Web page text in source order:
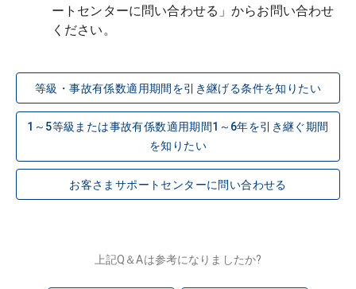
ートセンターに問い合わせる」からお問い合わせ
ください。
等級・事故有係数適用期間を引き継げる条件を知りたい
1～5等級または事故有係数適用期間1～6年を引き継ぐ期間
を知りたい
お客さまサポートセンターに問い合わせる
上記Q＆Aは参考になりましたか?